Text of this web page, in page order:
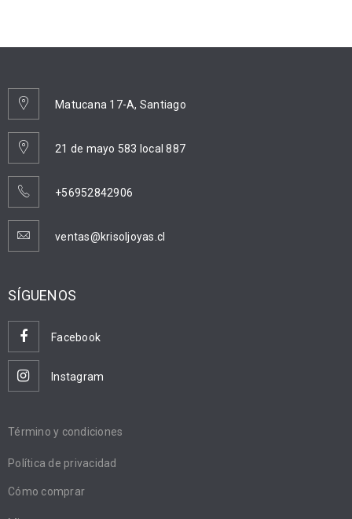
Matucana 17-A, Santiago
21 de mayo 583 local 887
+56952842906
ventas@krisoljoyas.cl
SÍGUENOS
Facebook
Instagram
Término y condiciones
Política de privacidad
Cómo comprar